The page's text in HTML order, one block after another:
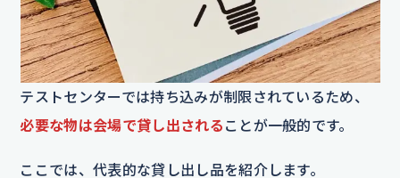
テストセンターでは持ち込みが制限されているため、
必要な物は会場で貸し出される ことが一般的です。
ここでは、代表的な貸し出し品を紹介します。